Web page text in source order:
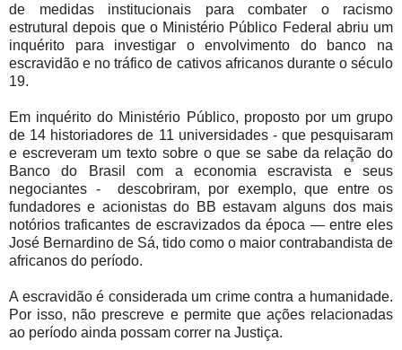
de medidas institucionais para combater o racismo
estrutural depois que o Ministério Público Federal abriu um
inquérito para investigar o envolvimento do banco na
escravidão e no tráfico de cativos africanos durante o século
19.
Em inquérito do Ministério Público, proposto por um grupo
de 14 historiadores de 11 universidades - que pesquisaram
e escreveram um texto sobre o que se sabe da relação do
Banco do Brasil com a economia escravista e seus
negociantes - descobriram, por exemplo, que entre os
fundadores e acionistas do BB estavam alguns dos mais
notórios traficantes de escravizados da época — entre eles
José Bernardino de Sá, tido como o maior contrabandista de
africanos do período.
A escravidão é considerada um crime contra a humanidade.
Por isso, não prescreve e permite que ações relacionadas
ao período ainda possam correr na Justiça.